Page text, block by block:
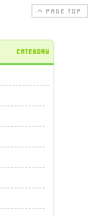
PAGE TOP
CATEGORY